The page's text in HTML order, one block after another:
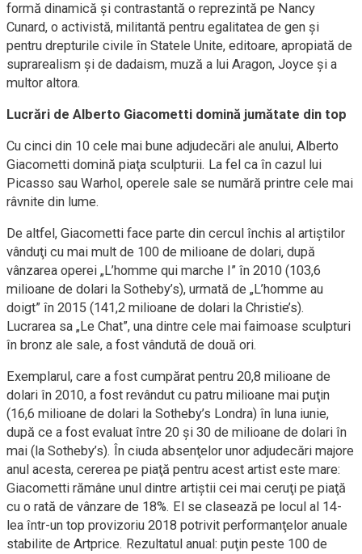
formă dinamică şi contrastantă o reprezintă pe Nancy
Cunard, o activistă, militantă pentru egalitatea de gen şi
pentru drepturile civile în Statele Unite, editoare, apropiată de
suprarealism şi de dadaism, muză a lui Aragon, Joyce şi a
multor altora.
Lucrări de Alberto Giacometti domină jumătate din top
Cu cinci din 10 cele mai bune adjudecări ale anului, Alberto
Giacometti domină piaţa sculpturii. La fel ca în cazul lui
Picasso sau Warhol, operele sale se numără printre cele mai
râvnite din lume.
De altfel, Giacometti face parte din cercul închis al artiştilor
vânduţi cu mai mult de 100 de milioane de dolari, după
vânzarea operei „L’homme qui marche I” în 2010 (103,6
milioane de dolari la Sotheby’s), urmată de „L’homme au
doigt” în 2015 (141,2 milioane de dolari la Christie’s).
Lucrarea sa „Le Chat”, una dintre cele mai faimoase sculpturi
în bronz ale sale, a fost vândută de două ori.
Exemplarul, care a fost cumpărat pentru 20,8 milioane de
dolari în 2010, a fost revândut cu patru milioane mai puţin
(16,6 milioane de dolari la Sotheby’s Londra) în luna iunie,
după ce a fost evaluat între 20 şi 30 de milioane de dolari în
mai (la Sotheby’s). În ciuda absenţelor unor adjudecări majore
anul acesta, cererea pe piaţă pentru acest artist este mare:
Giacometti rămâne unul dintre artiştii cei mai ceruţi pe piaţă
cu o rată de vânzare de 18%. El se clasează pe locul al 14-
lea într-un top provizoriu 2018 potrivit performanţelor anuale
stabilite de Artprice. Rezultatul anual: puţin peste 100 de